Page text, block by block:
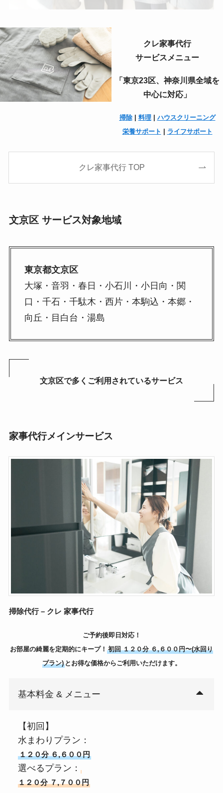
クレ家事代行
サービスメニュー
「東京23区、神奈川県全域を
中心に対応」
掃除| 料理| ハウスクリーニング
栄養サポート
ライフサポート
クレ家事代行 TOP
文京区 サービス対象地域
東京都文京区
大塚・音羽・春日・小石川・小日向・関
口・千石・千駄木・西片・本駒込・本郷・
向丘・目白台・湯島
文京区で多くご利用されているサービス
家事代行メインサービス
掃除代行 – クレ 家事代行
ご予約後即日対応！
お部屋の綺麗を定期的にキープ！ 初回 １２０分 ６,６００円〜(水回り
プラン)とお得な価格からご利用いただけます。
基本料金 & メニュー
【初回】
水まわりプラン：
１２０分 ６,６００円
選べるプラン：
１２０分 ７,７００円